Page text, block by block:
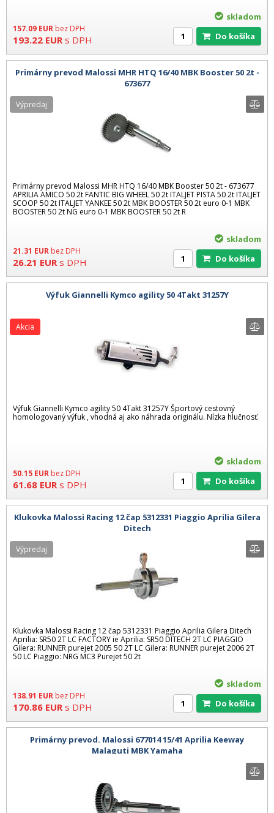
157.09 EUR bez DPH
193.22 EUR s DPH
skladom
Do košíka
Primárny prevod Malossi MHR HTQ 16/40 MBK Booster 50 2t -
673677
Primárny prevod Malossi MHR HTQ 16/40 MBK Booster 50 2t - 673677
APRILIA AMICO 50 2t FANTIC BIG WHEEL 50 2t ITALJET PISTA 50 2t ITALJET
SCOOP 50 2t ITALJET YANKEE 50 2t MBK BOOSTER 50 2t euro 0-1 MBK
BOOSTER 50 2t NG euro 0-1 MBK BOOSTER 50 2t R
21.31 EUR bez DPH
26.21 EUR s DPH
Výpredaj
skladom
Do košíka
Výfuk Giannelli Kymco agility 50 4Takt 31257Y
Výfuk Giannelli Kymco agility 50 4Takt 31257Y Športový cestovný
homologovaný výfuk , vhodná aj ako náhrada originálu. Nízka hlučnosť.
50.15 EUR bez DPH
61.68 EUR s DPH
Akcia
skladom
Do košíka
Klukovka Malossi Racing 12 čap 5312331 Piaggio Aprilia Gilera
Ditech
Klukovka Malossi Racing 12 čap 5312331 Piaggio Aprilia Gilera Ditech
Aprilia: SR50 2T LC FACTORY ie Aprilia: SR50 DITECH 2T LC PIAGGIO
Gilera: RUNNER purejet 2005 50 2T LC Gilera: RUNNER purejet 2006 2T
50 LC Piaggio: NRG MC3 Purejet 50 2t
138.91 EUR bez DPH
170.86 EUR s DPH
Výpredaj
skladom
Do košíka
Primárny prevod. Malossi 677014 15/41 Aprilia Keeway
Malaguti MBK Yamaha